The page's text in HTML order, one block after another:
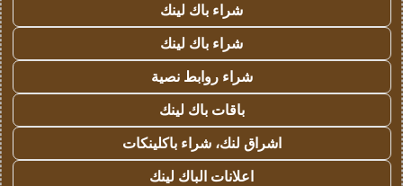
شراء باك لينك
شراء باك لينك
شراء روابط نصية
باقات باك لينك
اشراق لنك، شراء باكلينكات
اعلانات الباك لينك